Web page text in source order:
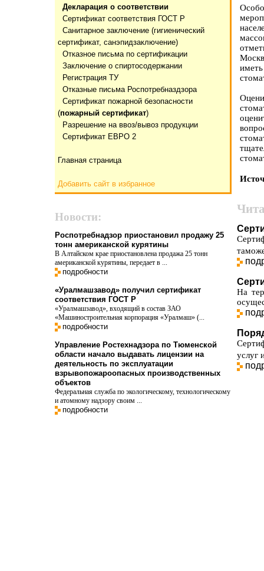
Декларация о соответствии
Сертификат соответствия ГОСТ Р
Санитарное заключение (гигиенический
сертификат, санэпидзаключение)
Отказнoе письма по сертификации
Заключение о спиртосодержании
Регистрация ТУ
Отказные письма Роспотребназдзора
Сертификат пожарной безопасности
(пожарный сертификат)
Разрешение на ввоз/вывоз продукции
Сертификат ЕВРО 2
Главная страница
Добавить сайт в избранное
Новости:
Роспотребнадзор приостановил продажу 25
тонн американской курятины
В Алтайском крае приостановлена продажа 25 тонн
американской курятины, передает в ...
подробности
«Уралмашзавод» получил сертификат
соответствия ГОСТ Р
«Уралмашзавод», входящий в состав ЗАО
«Машиностроительная корпорация «Уралмаш» (...
подробности
Управление Ростехнадзора по Тюменской
области начало выдавать лицензии на
деятельность по эксплуатации
взрывопожароопасных производственных
объектов
Федеральная служба по экологическому, технологическому
и атомному надзору своим ...
подробности
На
услуг